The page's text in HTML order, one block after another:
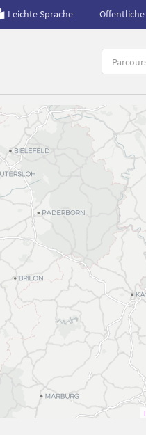
Leichte Sprache